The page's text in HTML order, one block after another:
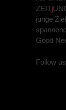
ZEITj
junge
Good
Follow us